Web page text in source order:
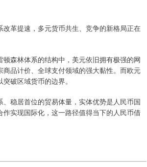
革提速，多元货币共生、竞争的新格局正在
森林体系的结构中，美元依旧拥有极强的网
品计价、全球支付领域的强大黏性。而欧元
破区域货币的边界。
稳居首位的贸易体量，实体优势是人民币国
实现国际化，这一路径值得当下的人民币借